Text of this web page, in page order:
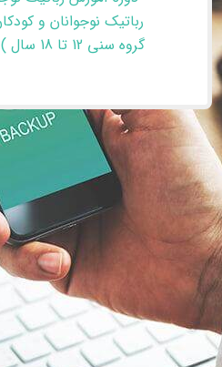
رباتیک نوجوانان و
گروه سنی 12 تا 18 سال )